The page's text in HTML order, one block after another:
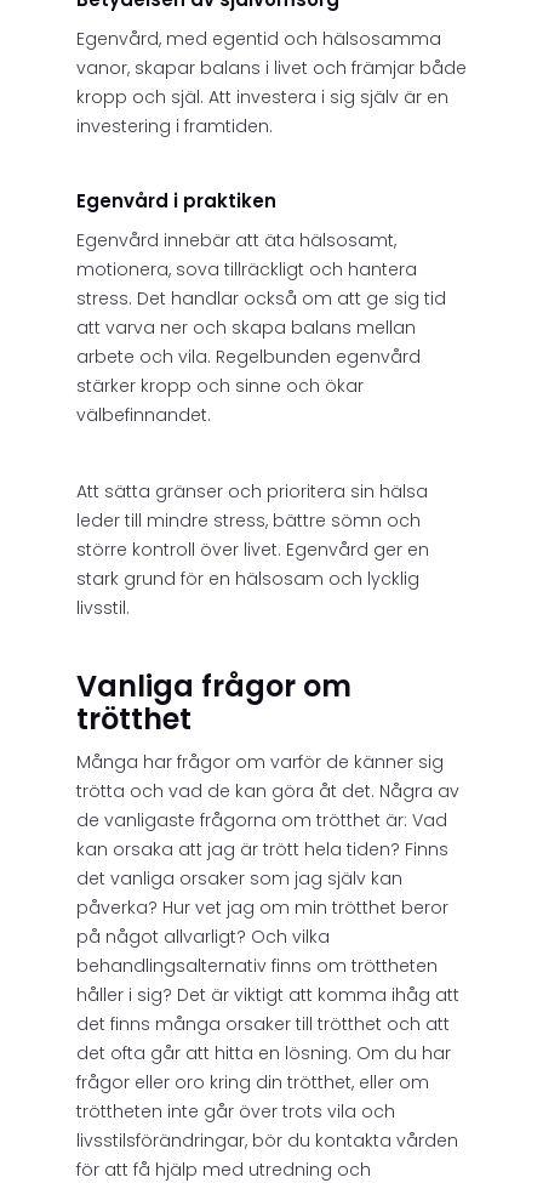
Egenvård, med egentid och hälsosamma
vanor, skapar balans i livet och främjar både
kropp och själ. Att investera i sig själv är en
investering i framtiden.
Egenvård i praktiken
Egenvård innebär att äta hälsosamt,
motionera, sova tillräckligt och hantera
stress. Det handlar också om att ge sig tid
att varva ner och skapa balans mellan
arbete och vila. Regelbunden egenvård
stärker kropp och sinne och ökar
välbefinnandet.
Att sätta gränser och prioritera sin hälsa
leder till mindre stress, bättre sömn och
större kontroll över livet. Egenvård ger en
stark grund för en hälsosam och lycklig
livsstil.
Vanliga frågor om
trötthet
Många har frågor om varför de känner sig
trötta och vad de kan göra åt det. Några av
de vanligaste frågorna om trötthet är: Vad
kan orsaka att jag är trött hela tiden? Finns
det vanliga orsaker som jag själv kan
påverka? Hur vet jag om min trötthet beror
på något allvarligt? Och vilka
behandlingsalternativ finns om tröttheten
håller i sig? Det är viktigt att komma ihåg att
det finns många orsaker till trötthet och att
det ofta går att hitta en lösning. Om du har
frågor eller oro kring din trötthet, eller om
tröttheten inte går över trots vila och
livsstilsförändringar, bör du kontakta vården
för att få hjälp med utredning och